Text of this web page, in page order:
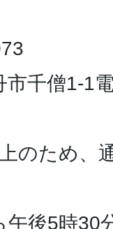
市千僧1-1
のため、
午後5時30